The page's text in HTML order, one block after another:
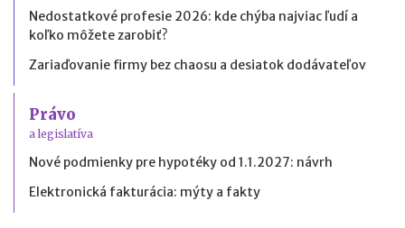
Nedostatkové profesie 2026: kde chýba najviac ľudí a
koľko môžete zarobiť?
Zariaďovanie firmy bez chaosu a desiatok dodávateľov
Právo
a legislatíva
Nové podmienky pre hypotéky od 1.1.2027: návrh
Elektronická fakturácia: mýty a fakty